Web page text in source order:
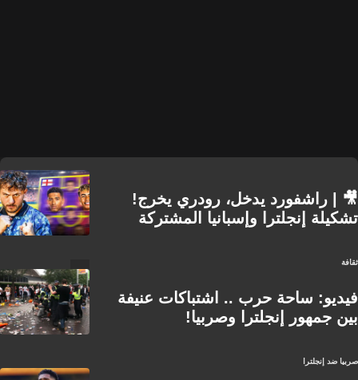
🎥 | راشفورد يدخل، رودري يخرج!
تشكيلة إنجلترا وإسبانيا المشتركة
ثقافة
فيديو: ساحة حرب .. اشتباكات عنيفة
بين جمهور إنجلترا وصربيا!
صربيا ضد إنجلترا